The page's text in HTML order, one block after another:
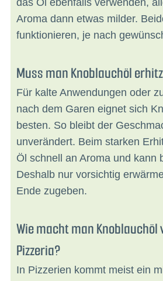
das Öl ebenfalls verwenden,
Aroma dann etwas milder.
funktionieren, je nach
Muss man Knoblauchöl
Für kalte Anwendungen oder
nach dem Garen eignet sich
besten. So bleibt der
unverändert. Beim starken
Öl schnell an Aroma und kann
Deshalb nur vorsichtig
Ende zugeben.
Wie macht man Knoblauchöl
Pizzeria?
In Pizzerien kommt meist ein